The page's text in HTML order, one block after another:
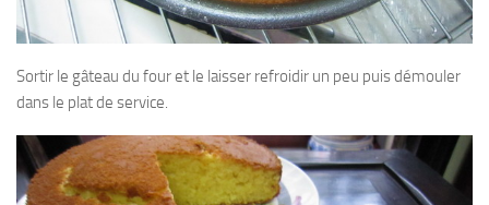
Sortir le gâteau du four et le laisser refroidir un peu puis démouler
dans le plat de service.